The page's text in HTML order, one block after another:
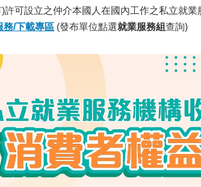
設立之仲介本國人在國內工作之私立就業
務/下載專區 (發布單位點選就業服務組查詢)